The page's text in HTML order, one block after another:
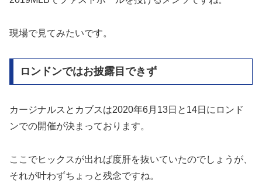
現場で見てみたいです。
ロンドンではお披露目できず
カージナルスとカブスは2020年6月13日と14日にロンド
ンでの開催が決まっております。
ここでヒックスが出れば度肝を抜いていたのでしょうが、
それが叶わずちょっと残念ですね。